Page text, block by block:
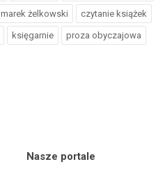
marek żelkowski czytanie książek
księgarnie proza obyczajowa
Nasze portale